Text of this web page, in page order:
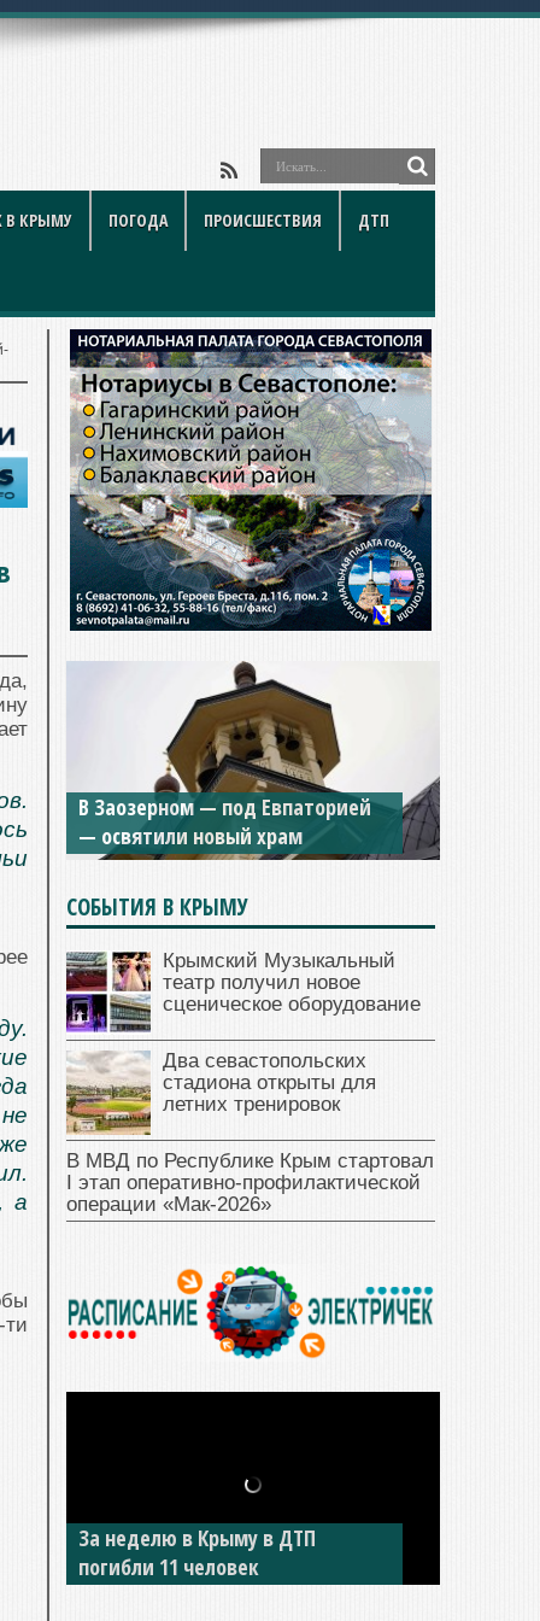
В КРЫМУ ПОГОДА ПРОИСШЕСТВИЯ ДТП
а
В Заозерном — под Евпаторией
— освятили новый храм
Мужской монастырь Косьмы и
Дамиана в Крыму вновь открыт
для посещения
СОБЫТИЯ В КРЫМУ
Крымский Музыкальный
театр получил новое
сценическое оборудование
Два севастопольских
стадиона открыты для
летних тренировок
В МВД по Республике Крым стартовал
I этап оперативно‑профилактической
операции «Мак‑2026»
За неделю в Крыму в ДТП
погибли 11 человек
В Джанкое водитель ВАЗа сбил
двух детей на «зебре»